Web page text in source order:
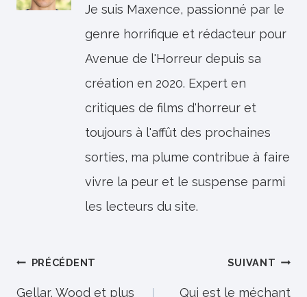
Je suis Maxence, passionné par le
genre horrifique et rédacteur pour
Avenue de l'Horreur depuis sa
création en 2020. Expert en
critiques de films d'horreur et
toujours à l'affût des prochaines
sorties, ma plume contribue à faire
vivre la peur et le suspense parmi
les lecteurs du site.
Navigation
PRÉCÉDENT
Gellar, Wood et plus
SUIVANT
Qui est le méchant